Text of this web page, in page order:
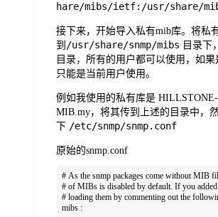
hare/mibs/ietf:/usr/share/
接下来，开始导入私有mib库。将私
到 /usr/share/snmp/mibs 目录下
目录，所有的用户都可以使用，如果
只能是当前用户使用。
例如我使用的私有库是
MIB.my，将其传到上述的目录中，
下 /etc/snmp/snmp.conf
原始的snmp.conf
# As the snmp packages come without MIB
# of MIBs is disabled by default. If you added
# loading them by commenting out the
mibs :